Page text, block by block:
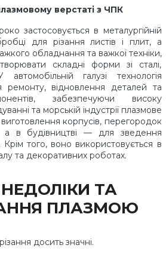
верстаті з ЧПК
застосовується в металургійній
для різання листів і плит, а
обладнання та важкої техніки,
складні форми зі сталі,
галузі технологія
ремонту, відновлення деталей та
забезпечуючи високу
та морській індустрії плазмове
корпусів, перегородок
а в будівництві — для зведення
Крім того, воно використовується в
та декоративних роботах.
ТА
ПЛАЗМОЮ
досить значні.